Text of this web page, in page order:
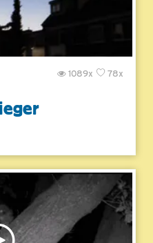
78x
1089x